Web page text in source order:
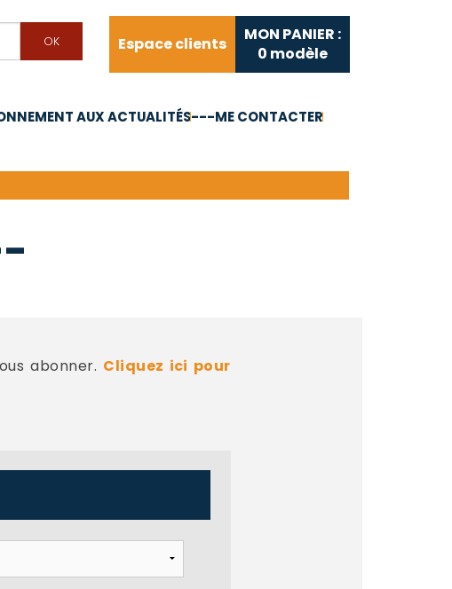
Espace clients
MON PANIER :
0 modèle
AUX ACTUALITÉS---ME CONTACTER
abonner. Cliquez ici pour